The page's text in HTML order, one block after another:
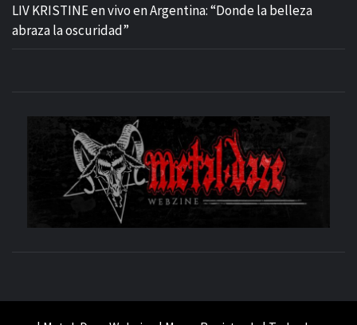
LIV KRISTINE en vivo en Argentina: “Donde la belleza
abraza la oscuridad”